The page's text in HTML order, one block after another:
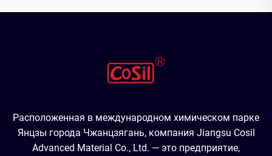
Расположенная в международном химическом парке
Янцзы города Чжанцзягань, компания Jiangsu Cosil
Advanced Material Co., Ltd. — это предприятие,